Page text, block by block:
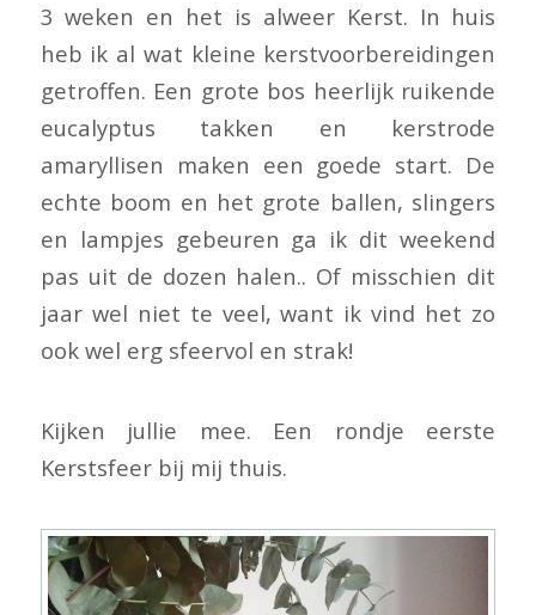
3 weken en het is alweer Kerst. In huis
heb ik al wat kleine kerstvoorbereidingen
getroffen. Een grote bos heerlijk ruikende
eucalyptus takken en kerstrode
amaryllisen maken een goede start. De
echte boom en het grote ballen, slingers
en lampjes gebeuren ga ik dit weekend
pas uit de dozen halen.. Of misschien dit
jaar wel niet te veel, want ik vind het zo
ook wel erg sfeervol en strak!
Kijken jullie mee. Een rondje eerste
Kerstsfeer bij mij thuis.